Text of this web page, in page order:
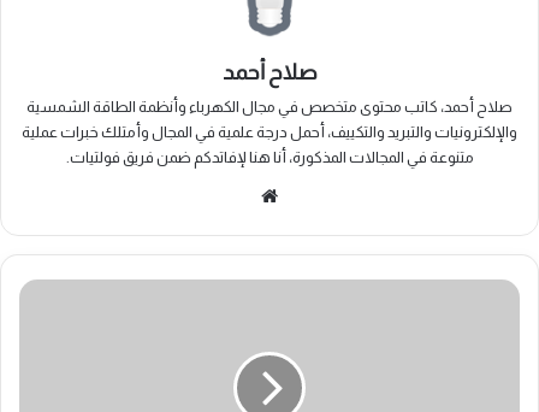
صلاح أحمد
صلاح أحمد، كاتب محتوى متخصص في مجال الكهرباء وأنظمة الطاقة الشمسية
والإلكترونيات والتبريد والتكييف، أحمل درجة علمية في المجال وأمتلك خبرات عملية
متنوعة في المجالات المذكورة، أنا هنا لإفاتدكم ضمن فريق فولتيات.
أبسط